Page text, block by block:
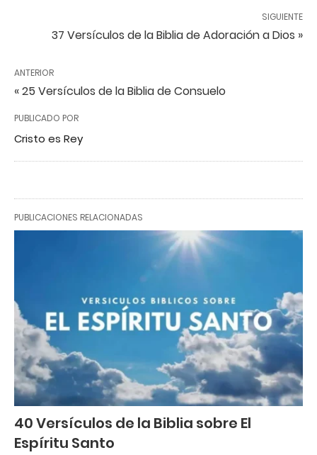
SIGUIENTE
37 Versículos de la Biblia de Adoración a Dios »
ANTERIOR
« 25 Versículos de la Biblia de Consuelo
PUBLICADO POR
Cristo es Rey
PUBLICACIONES RELACIONADAS
40 Versículos de la Biblia sobre El
Espíritu Santo